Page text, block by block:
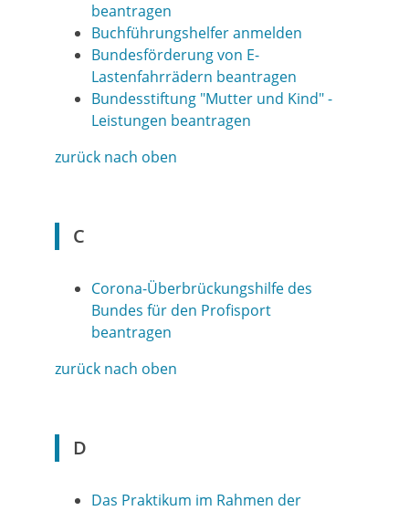
beantragen
Buchführungshelfer anmelden
Bundesförderung von E-
Lastenfahrrädern beantragen
Bundesstiftung "Mutter und Kind" -
Leistungen beantragen
zurück nach oben
C
Corona-Überbrückungshilfe des
Bundes für den Profisport
beantragen
zurück nach oben
D
Das Praktikum im Rahmen der